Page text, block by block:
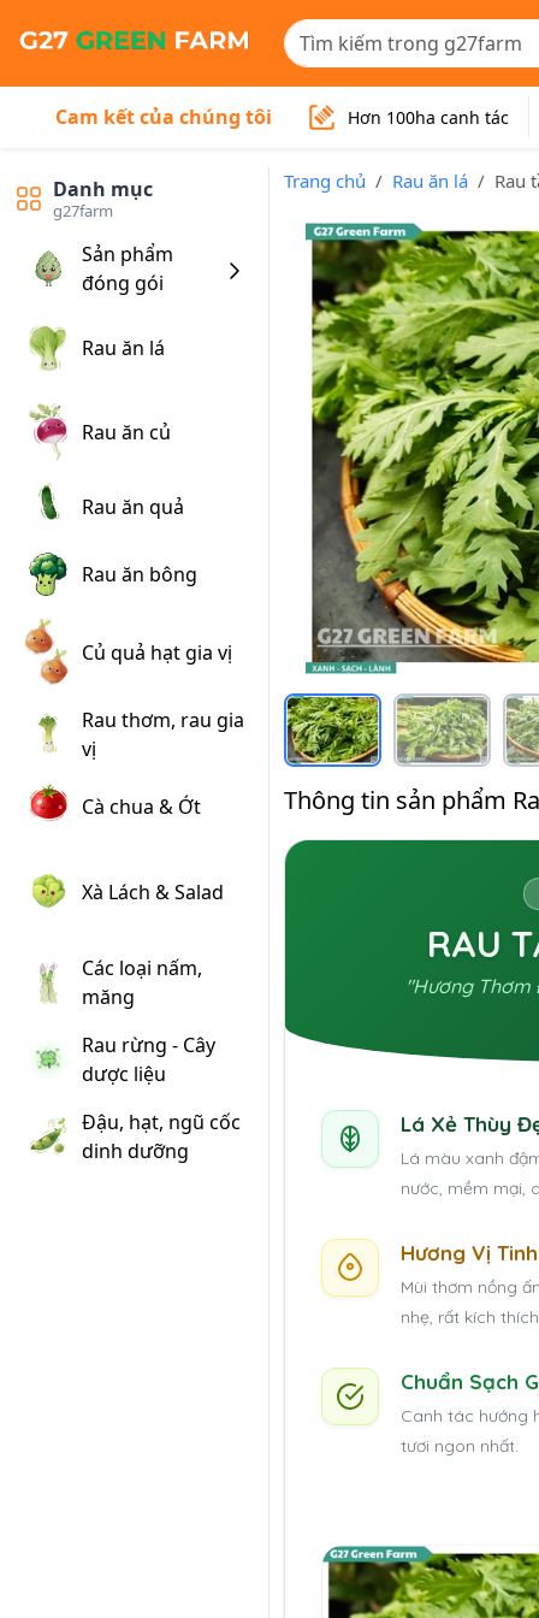
Cam kết của chúng tôi Hơn 100ha canh tác
Danh mục
g27farm
Sản phẩm
đóng gói
Rau ăn lá
Rau ăn củ
Rau ăn quả
Rau ăn bông
Củ quả hạt gia vị
Rau thơm, rau gia
vị
Cà chua & Ớt
Xà Lách & Salad
Các loại nấm,
măng
Rau rừng - Cây
dược liệu
Đậu, hạt, ngũ cốc
dinh dưỡng
Trang chủ Rau ăn lá Rau
Thông tin sản phẩm
RAU
"Hương Thơm
Lá Xẻ Thùy
Lá màu xanh
nước, mềm mại,
Hương Vị
Mùi thơm nồng
nhẹ, rất kích
Chuẩn Sạch
Canh tác hướng
tươi ngon nhất.